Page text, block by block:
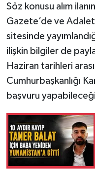
Söz konusu alım
Gazete’de ve Adalet
sitesinde
ilişkin bilgiler de
Haziran tarihleri
Cumhurbaşkanlığı
başvuru